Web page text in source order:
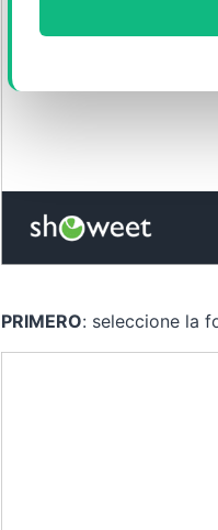
PRIMERO: seleccione la